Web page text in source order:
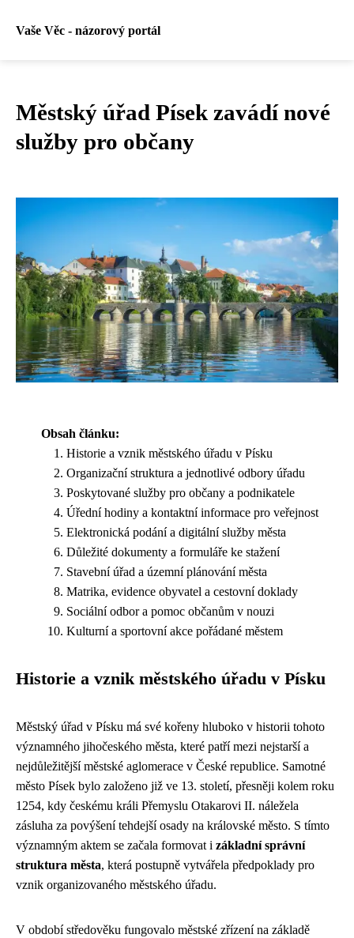
Vaše Věc - názorový portál
Městský úřad Písek zavádí nové
služby pro občany
Obsah článku:
Historie a vznik městského úřadu v Písku
Organizační struktura a jednotlivé odbory úřadu
Poskytované služby pro občany a podnikatele
Úřední hodiny a kontaktní informace pro veřejnost
Elektronická podání a digitální služby města
Důležité dokumenty a formuláře ke stažení
Stavební úřad a územní plánování města
Matrika, evidence obyvatel a cestovní doklady
Sociální odbor a pomoc občanům v nouzi
Kulturní a sportovní akce pořádané městem
Historie a vznik městského úřadu v Písku
Městský úřad v Písku má své kořeny hluboko v historii tohoto
významného jihočeského města, které patří mezi nejstarší a
nejdůležitější městské aglomerace v České republice. Samotné
město Písek bylo založeno již ve 13. století, přesněji kolem roku
1254, kdy českému králi Přemyslu Otakarovi II. náležela
zásluha za povýšení tehdejší osady na královské město. S tímto
významným aktem se začala formovat i základní správní
struktura města, která postupně vytvářela předpoklady pro
vznik organizovaného městského úřadu.
V období středověku fungovalo městské zřízení na základě